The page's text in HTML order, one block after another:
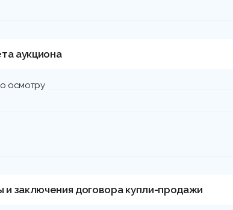
аукциона
осмотру
и заключения договора купли-продажи